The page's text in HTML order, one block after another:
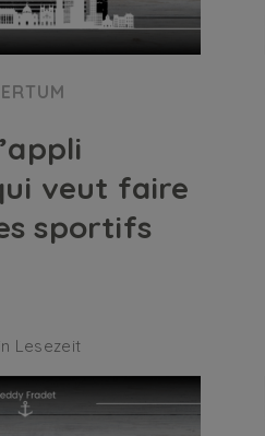
veut faire
sportifs
Lesezeit